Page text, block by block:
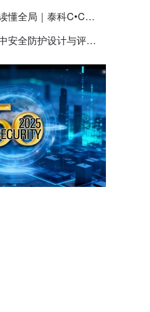
层守护更放心！
懂全局｜泰科C•CUR
防运营智能新时代
安全防护设计与评估